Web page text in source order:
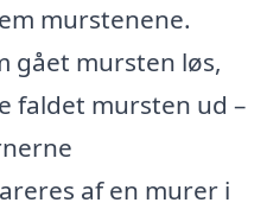
murstenene.
gået mursten løs,
faldet mursten ud –
af en murer i